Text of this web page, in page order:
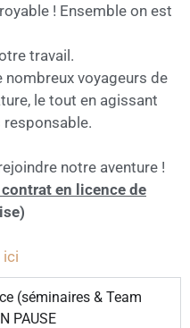
! Ensemble on est
travail.
nombreux voyageurs de
le tout en agissant
notre aventure !
en licence de
ici
(séminaires & Team
PAUSE